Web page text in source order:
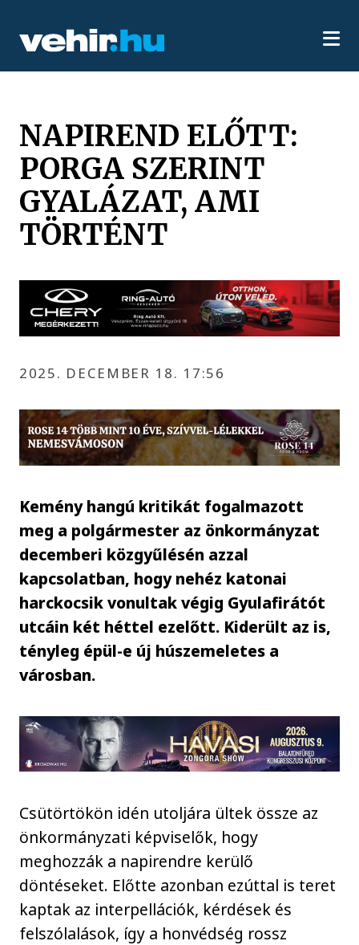
NAPIREND ELŐTT:
PORGA SZERINT
GYALÁZAT, AMI
TÖRTÉNT
2025. DECEMBER 18. 17:56
Kemény hangú kritikát fogalmazott
meg a polgármester az önkormányzat
decemberi közgyűlésén azzal
kapcsolatban, hogy nehéz katonai
harckocsik vonultak végig Gyulafirátót
utcáin két héttel ezelőtt. Kiderült az is,
tényleg épül-e új húszemeletes a
városban.
Csütörtökön idén utoljára ültek össze az
önkormányzati képviselők, hogy
meghozzák a napirendre kerülő
döntéseket. Előtte azonban ezúttal is teret
kaptak az interpellációk, kérdések és
felszólalások, így a honvédség rossz